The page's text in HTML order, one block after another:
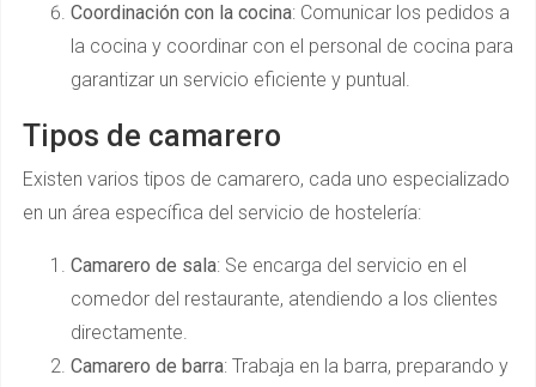
Coordinación con la cocina: Comunicar los pedidos a
la cocina y coordinar con el personal de cocina para
garantizar un servicio eficiente y puntual.
Tipos de camarero
Existen varios tipos de camarero, cada uno especializado
en un área específica del servicio de hostelería:
Camarero de sala: Se encarga del servicio en el
comedor del restaurante, atendiendo a los clientes
directamente.
Camarero de barra: Trabaja en la barra, preparando y